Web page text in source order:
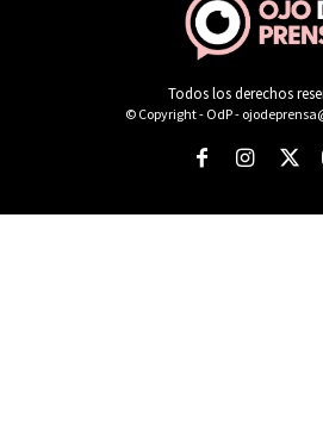
Todos los derechos
© Copyright - OdP -